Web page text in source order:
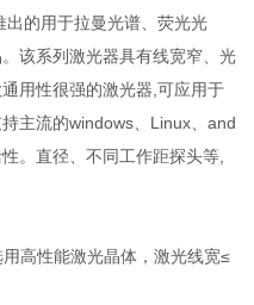
出的用于拉曼光谱、荧光光
该系列激光器具有线宽窄、光
用性很强的激光器,可应用于
主流的windows、Linux、and
。直径、不同工作距探头等,
高性能激光晶体，激光线宽≤